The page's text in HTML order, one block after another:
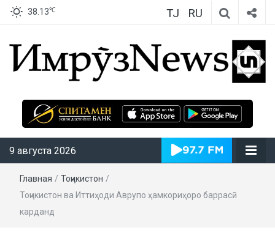
38.13℃ TJ RU
ИмрӯзNews
9 августа 2026
Главная / Тоҷикистон /
Тоҷикистон ва Иттиҳоди Аврупо ҳамкориҳоро баррасӣ
карданд